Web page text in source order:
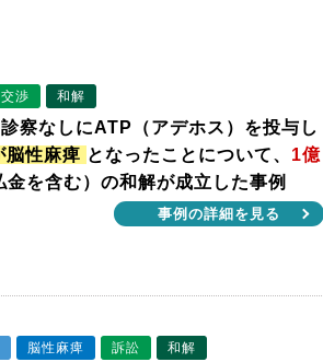
交渉 和解
察なしにATP（アデホス）を投与し
脳性麻痺 となったことについて、 1億
金を含む）の和解が成立した事例
事例の詳細を見る
脳性麻痺 訴訟 和解